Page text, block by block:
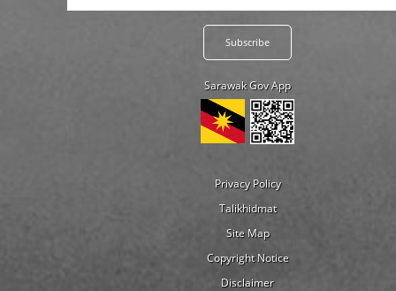
Sarawak Gov App
Privacy Policy
Talikhidmat
Site Map
Copyright Notice
Disclaimer